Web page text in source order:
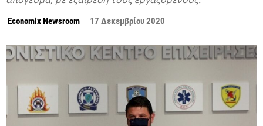
Economix Newsroom 17 Δεκεμβρίου 2020